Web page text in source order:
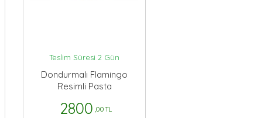
Teslim Süresi 2 Gün
Dondurmalı Flamingo
Resimli Pasta
2800 ,00 TL